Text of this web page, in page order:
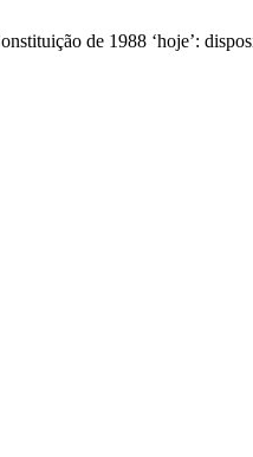
de 1988 ‘hoje’: